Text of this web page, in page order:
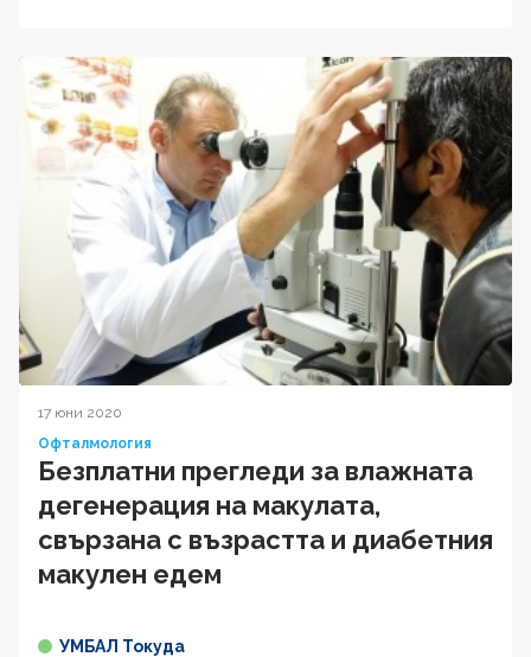
17 юни 2020
Офталмология
Безплатни прегледи за влажната
дегенерация на макулата,
свързана с възрастта и диабетния
макулен едем
УМБАЛ Токуда